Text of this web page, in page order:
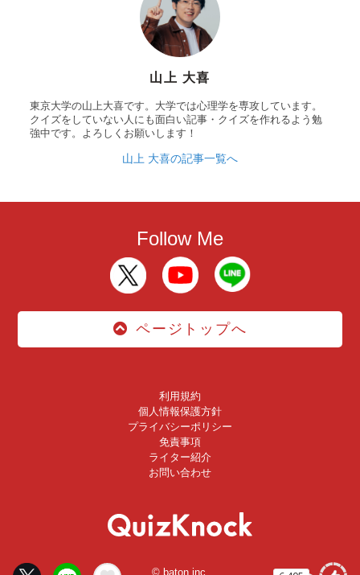
山上 大喜
東京大学の山上大喜です。大学では心理学を専攻しています。
クイズをしていない人にも面白い記事・クイズを作れるよう勉
強中です。よろしくお願いします！
山上 大喜の記事一覧へ
Follow Me
ページトップへ
利用規約
個人情報保護方針
プライバシーポリシー
免責事項
ライター紹介
お問い合わせ
© baton inc.